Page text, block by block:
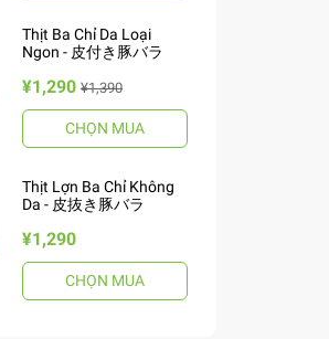
Thịt Ba Chỉ Da Loại
Ngon - 皮付き豚バラ
¥1,290 ¥1,390
CHỌN MUA
Thịt Lợn Ba Chỉ Không
Da - 皮抜き豚バラ
¥1,290
CHỌN MUA